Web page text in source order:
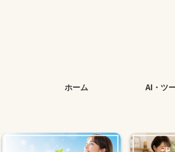
今すぐ始め
ホーム AI・ツ